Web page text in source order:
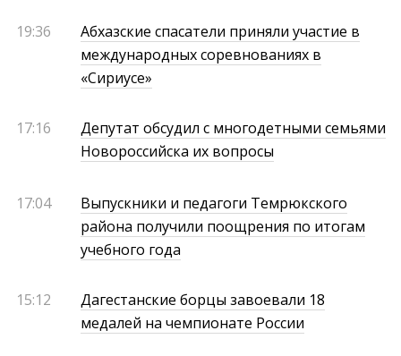
19:36
Абхазские спасатели приняли участие в
международных соревнованиях в
«Сириусе»
17:16
Депутат обсудил с многодетными семьями
Новороссийска их вопросы
17:04
Выпускники и педагоги Темрюкского
района получили поощрения по итогам
учебного года
15:12
Дагестанские борцы завоевали 18
медалей на чемпионате России